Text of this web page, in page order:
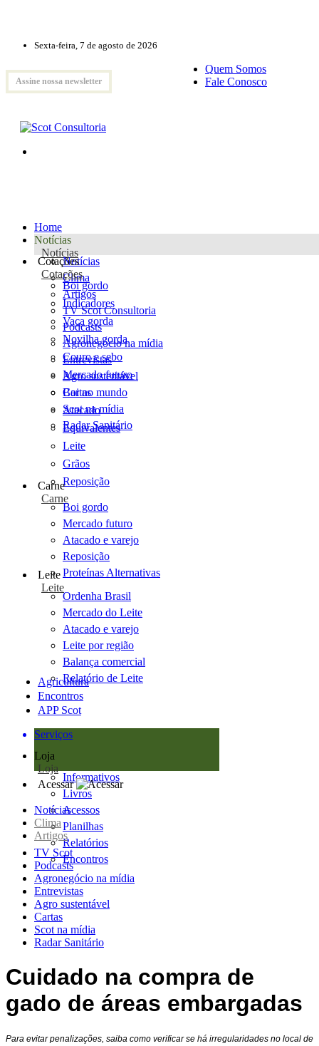
Sexta-feira, 7 de agosto de 2026
Assine nossa newsletter
Quem Somos
Fale Conosco
Home
Notícias
Notícias
Notícias
Clima
Artigos
TV Scot Consultoria
Podcasts
Agronegócio na mídia
Entrevistas
Agro sustentável
Cartas
Scot na mídia
Radar Sanitário
Cotações
Cotações
Boi gordo
Indicadores
Vaca gorda
Novilha gorda
Couro e sebo
Mercado futuro
Boi no mundo
Atacado
Equivalentes
Leite
Grãos
Reposição
Carne
Carne
Boi gordo
Mercado futuro
Atacado e varejo
Reposição
Proteínas Alternativas
Leite
Leite
Ordenha Brasil
Mercado do Leite
Atacado e varejo
Leite por região
Balança comercial
Relatório de Leite
Agricultura
Encontros
APP Scot
Serviços
Loja
Loja
Informativos
Livros
Acessos
Planilhas
Relatórios
Encontros
Acessar
Notícias
Clima
Artigos
TV Scot
Podcasts
Agronegócio na mídia
Entrevistas
Agro sustentável
Cartas
Scot na mídia
Radar Sanitário
Cuidado na compra de
gado de áreas embargadas
Para evitar penalizações, saiba como verificar se há irregularidades no local de